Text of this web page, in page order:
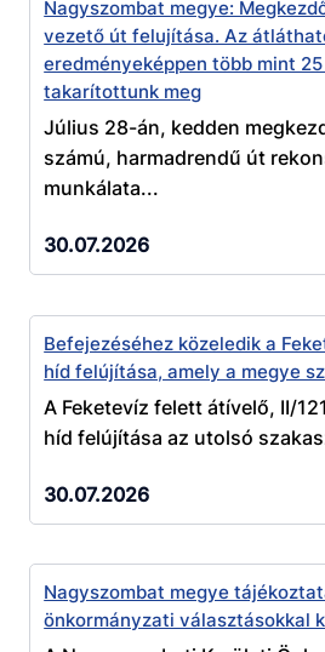
Nagyszombat megye:
vezető út felujítása. Az
eredményeképpen több mint
takarítottunk meg
Július 28-án, kedden
számú, harmadrendű út
munkálata...
30.07.2026
Befejezéséhez közeledik a
híd felújítása, amely a megye
A Feketevíz felett átívelő, II/
híd felújítása az utolsó
30.07.2026
Nagyszombat megye
önkormányzati választásokkal